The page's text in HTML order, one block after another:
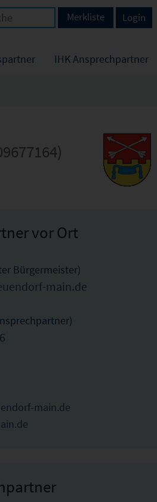
IHK Ansprechpartner
Login
Merkliste
vor Ort
Bürgermeister)
main.de
main.de